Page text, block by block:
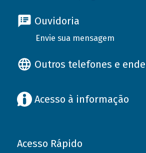
Ouvidoria
Envie sua mensagem
Outros telefones e
Acesso à informação
Acesso Rápido